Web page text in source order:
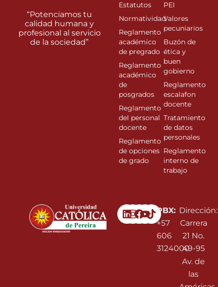
Linkedin
Instagram
Facebook
Youtube
PBX:
+57
606
3124000
Dirección:
Carrera
21 No.
49-95
Av. de
las
“Potenciamos tu
calidad humana y
profesional al servicio
de la sociedad”
Estatutos
Normatividad
Reglamento
académico
de pregrado
Reglamento
académico
de
posgrados
Reglamento
del personal
docente
Reglamento
de opciones
de grado
PEI
Valores
pecuniarios
Buzón de
ética y
buen
gobierno
Reglamento
escalafon
docente
Tratamiento
de datos
personales
Reglamento
interno de
trabajo